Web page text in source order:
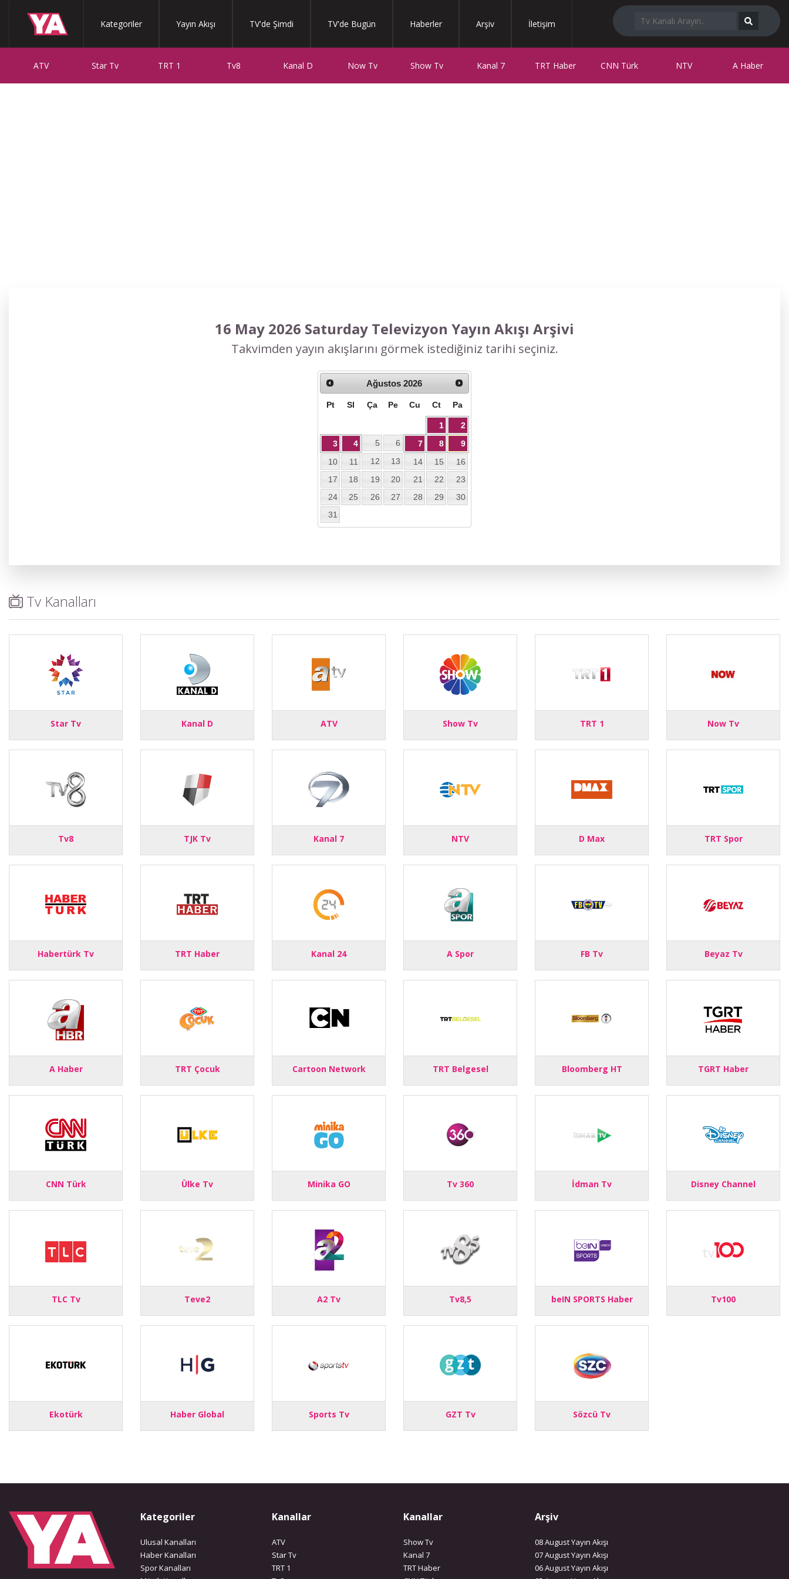
Kategoriler Yayın Akışı TV'de Şimdi TV'de Bugün Haberler Arşiv İletişim
ATV Star Tv TRT 1 Tv8 Kanal D Now Tv Show Tv Kanal 7 TRT Haber CNN Türk NTV A Haber
16 May 2026 Saturday Televizyon Yayın Akışı Arşivi
Takvimden yayın akışlarını görmek istediğiniz tarihi seçiniz.
Ağustos 2026
Pt Sl Ça Pe Cu Ct Pa
1
2
3
4 5 6 7 8
9
10
11 12 13 14 15
16
17
18 19 20 21 22
23
24
25 26 27 28 29
30
31
Tv Kanalları
Star Tv Kanal D ATV Show Tv TRT 1 Now Tv
Tv8 TJK Tv Kanal 7 NTV D Max TRT Spor
Habertürk Tv TRT Haber Kanal 24 A Spor FB Tv Beyaz Tv
A Haber TRT Çocuk Cartoon Network TRT Belgesel Bloomberg HT TGRT Haber
CNN Türk Ülke Tv Minika GO Tv 360 İdman Tv Disney Channel
TLC Tv Teve2 A2 Tv Tv8,5 beIN SPORTS Haber Tv100
Ekotürk Haber Global Sports Tv GZT Tv Sözcü Tv
Kategoriler
Ulusal Kanalları
Haber Kanalları
Spor Kanalları
Kanallar
ATV
Star Tv
TRT 1
Kanallar
Show Tv
Kanal 7
TRT Haber
Arşiv
08 August Yayın Akışı
07 August Yayın Akışı
06 August Yayın Akışı